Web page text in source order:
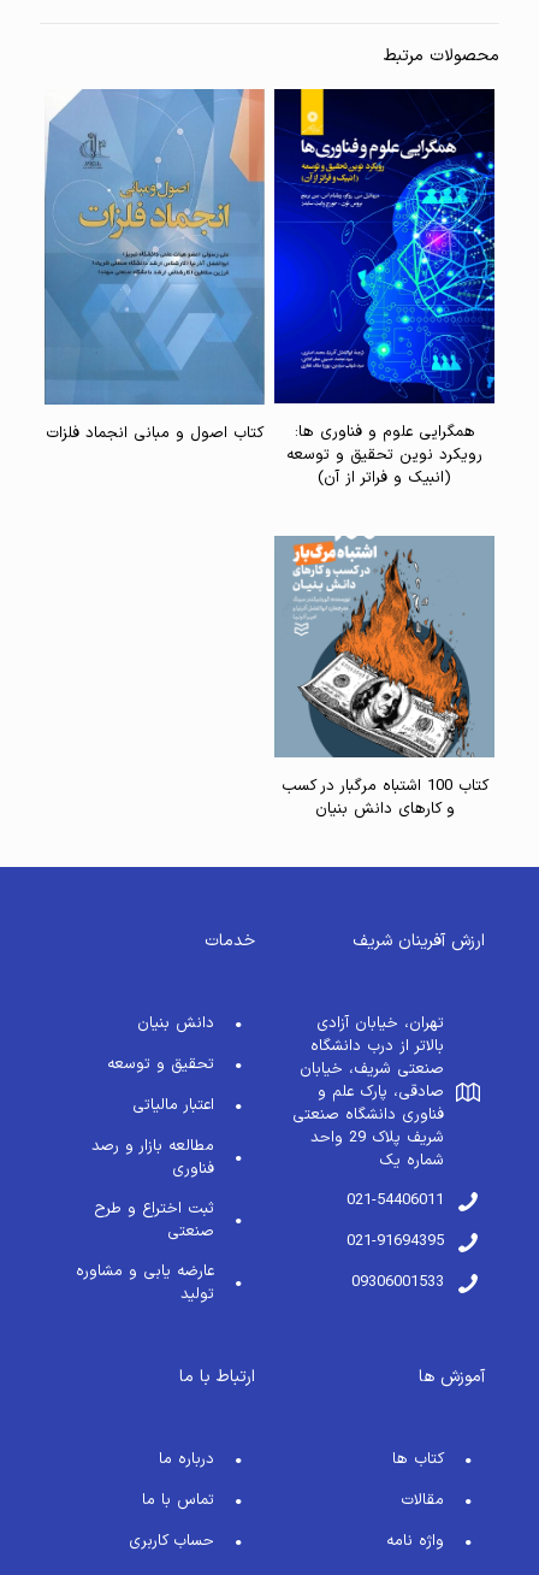
محصولات مرتبط
همگرایی علوم و فناوری ها:
رویکرد نوین تحقیق و توسعه
(انبیک و فراتر از آن)
کتاب اصول و مبانی انجماد فلزات
کتاب 100 اشتباه مرگبار در کسب‌
و کارهای دانش‌ بنیان
ارزش آفرینان شریف
تهران، خیابان آزادی
بالاتر از درب دانشگاه
صنعتی شریف، خیابان
صادقی، پارک علم و
فناوری دانشگاه صنعتی
شریف پلاک 29 واحد
شماره یک
021-54406011
021-91694395
09306001533
خدمات
دانش بنیان
تحقیق و توسعه
اعتبار مالیاتی
مطالعه بازار و رصد
فناوری
ثبت اختراع و طرح
صنعتی
عارضه یابی و مشاوره
تولید
آموزش ها
کتاب ها
مقالات
واژه نامه
ارتباط با ما
درباره ما
تماس با ما
حساب کاربری